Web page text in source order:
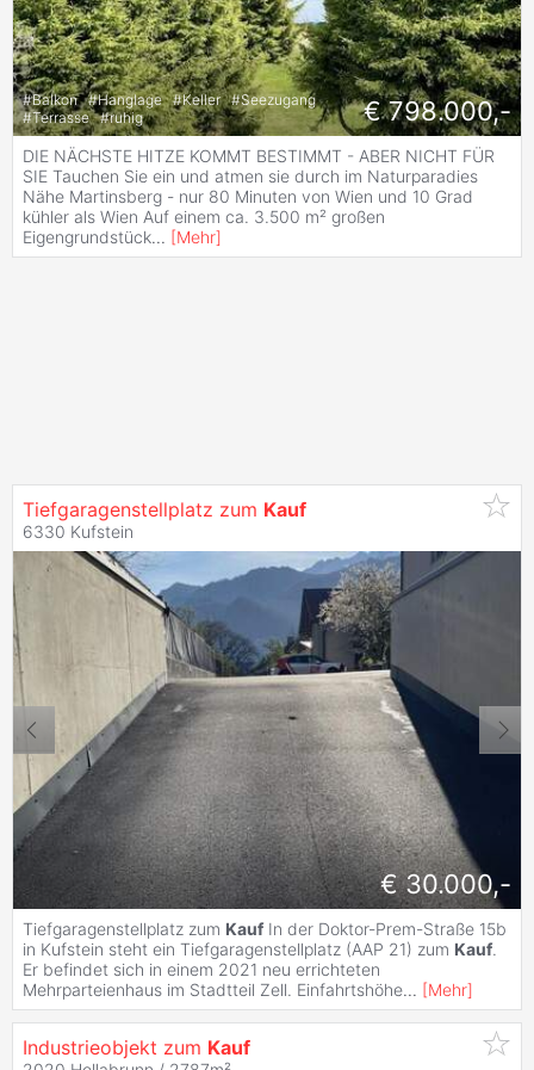
#Balkon #Hanglage #Keller #Seezugang
#Terrasse #ruhig € 798.000,-
DIE NÄCHSTE HITZE KOMMT BESTIMMT - ABER NICHT FÜR
SIE Tauchen Sie ein und atmen sie durch im Naturparadies
Nähe Martinsberg - nur 80 Minuten von Wien und 10 Grad
kühler als Wien Auf einem ca. 3.500 m² großen
Eigengrundstück... [Mehr]
Tiefgaragenstellplatz zum Kauf
6330 Kufstein
€ 30.000,-
Tiefgaragenstellplatz zum Kauf In der Doktor-Prem-Straße 15b
in Kufstein steht ein Tiefgaragenstellplatz (AAP 21) zum Kauf.
Er befindet sich in einem 2021 neu errichteten
Mehrparteienhaus im Stadtteil Zell. Einfahrtshöhe... [Mehr]
Industrieobjekt zum Kauf